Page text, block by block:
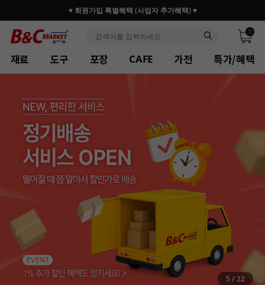
30만 홈베이커 1.2만 사업자가 즐겨찾는 마켓리더
0
재료 도구 포장 CAFE 가전 특가/혜택
5 /22